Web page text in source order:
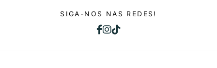
SIGA-NOS NAS REDES!